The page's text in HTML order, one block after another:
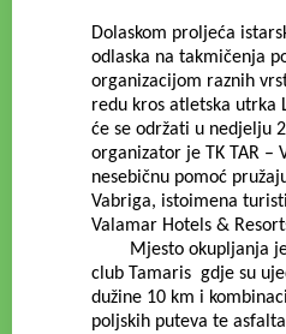
Dolaskom proljeća
odlaska na takmičenja
organizacijom raznih
redu kros atletska utrka
će se održati u nedjelju
organizator je TK TAR –
nesebičnu pomoć
Vabriga, istoimena
Valamar Hotels &
Mjesto okupljanja je
club Tamaris gdje su
dužine 10 km i
poljskih puteva te